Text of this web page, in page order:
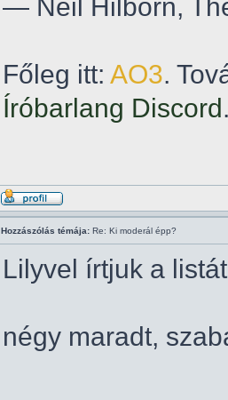
― Neil Hilborn,
Főleg itt: AO3.
Íróbarlang Discord
Hozzászólás témája: Re: Ki moderál épp?
Lilyvel írtjuk a
négy maradt,